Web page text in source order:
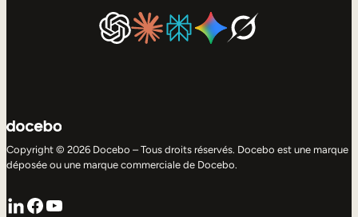
Copyright © 2026 Docebo – Tous droits réservés. Docebo est une marque
déposée ou une marque commerciale de Docebo.
LinkedIn
Facebook
YouTube